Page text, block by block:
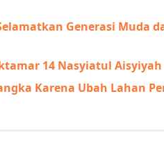
Generasi Muda
14 Nasyiatul Aisyiyah
Karena Ubah Lahan